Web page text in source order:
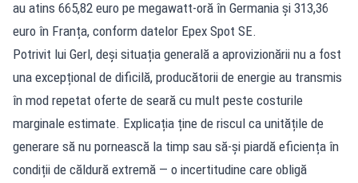
au atins 665,82 euro pe megawatt-oră în Germania și 313,36
euro în Franța, conform datelor Epex Spot SE.
Potrivit lui Gerl, deși situația generală a aprovizionării nu a fost
una excepțional de dificilă, producătorii de energie au transmis
în mod repetat oferte de seară cu mult peste costurile
marginale estimate. Explicația ține de riscul ca unitățile de
generare să nu pornească la timp sau să-și piardă eficiența în
condiții de căldură extremă — o incertitudine care obligă